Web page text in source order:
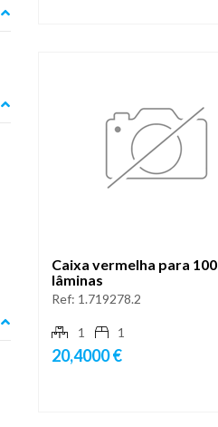
Caixa vermelha para 100
lâminas
Ref: 1.719278.2
1 1
20,4000 €